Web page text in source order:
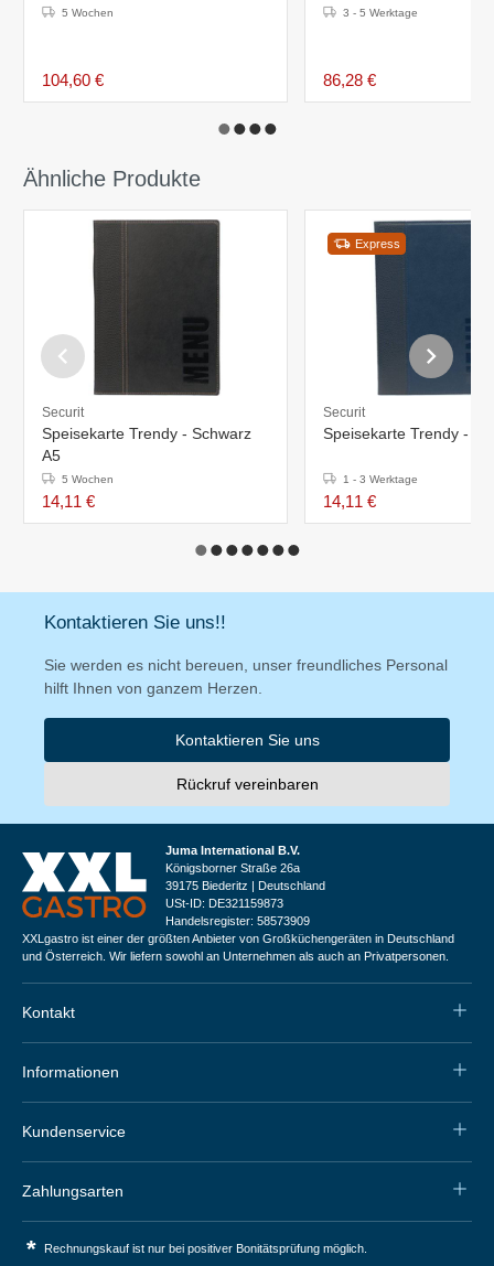
2,5 Meter
5 Wochen
104,60 €
und Holzimitat
3 - 5 Werktage
86,28 €
Ähnliche Produkte
Securit
Speisekarte Trendy - Schwarz
A5
5 Wochen
14,11 €
Express
Securit
Speisekarte Trendy -
1 - 3 Werktage
14,11 €
Kontaktieren Sie uns!!
Sie werden es nicht bereuen, unser freundliches Personal
hilft Ihnen von ganzem Herzen.
Kontaktieren Sie uns
Rückruf vereinbaren
Juma International B.V.
Königsborner Straße 26a
39175 Biederitz | Deutschland
USt-ID: DE321159873
Handelsregister: 58573909
XXLgastro ist einer der größten Anbieter von Großküchengeräten in Deutschland
und Österreich. Wir liefern sowohl an Unternehmen als auch an Privatpersonen.
Kontakt
Informationen
Kundenservice
Zahlungsarten
* Rechnungskauf ist nur bei positiver Bonitätsprüfung möglich.